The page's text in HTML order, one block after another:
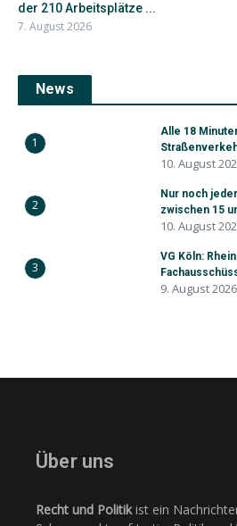
der 210 Arbeitsplätze ...
7. August 2026
News
1
Alle 18
10. August
2
Nur noch
zwischen 15
10. August
3
VG Köln:
9. August 2026
Über uns
Recht und Politikist ein